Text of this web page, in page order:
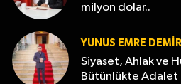
milyon dolar..
YUNUS EMRE
Siyaset, Ahlak ve
Bütünlükte Adalet